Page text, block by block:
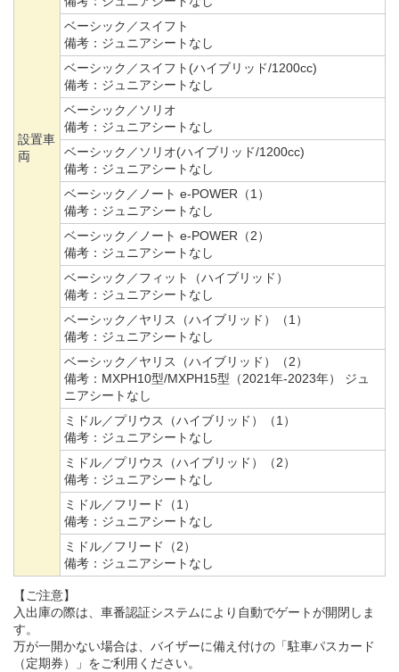
設置車
両
ベーシック／スイフト
備考： ジュニアシートなし
ベーシック／スイフト(ハイブリッド/1200cc)
備考： ジュニアシートなし
ベーシック／ソリオ
備考： ジュニアシートなし
ベーシック／ソリオ(ハイブリッド/1200cc)
備考： ジュニアシートなし
ベーシック／ノート e-POWER（1）
備考： ジュニアシートなし
ベーシック／ノート e-POWER（2）
備考： ジュニアシートなし
ベーシック／フィット（ハイブリッド）
備考： ジュニアシートなし
ベーシック／ヤリス（ハイブリッド）（1）
備考： ジュニアシートなし
ベーシック／ヤリス（ハイブリッド）（2）
備考： MXPH10型/MXPH15型（2021年-2023年） ジュ
ニアシートなし
ミドル／プリウス（ハイブリッド）（1）
備考： ジュニアシートなし
ミドル／プリウス（ハイブリッド）（2）
備考： ジュニアシートなし
ミドル／フリード（1）
備考： ジュニアシートなし
ミドル／フリード（2）
備考： ジュニアシートなし
【ご注意】
入出庫の際は、車番認証システムにより自動でゲートが開閉しま
す。
万が一開かない場合は、バイザーに備え付けの「駐車パスカード
（定期券）」をご利用ください。